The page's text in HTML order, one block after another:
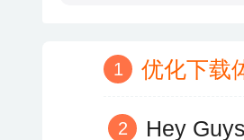
优化下载
Hey